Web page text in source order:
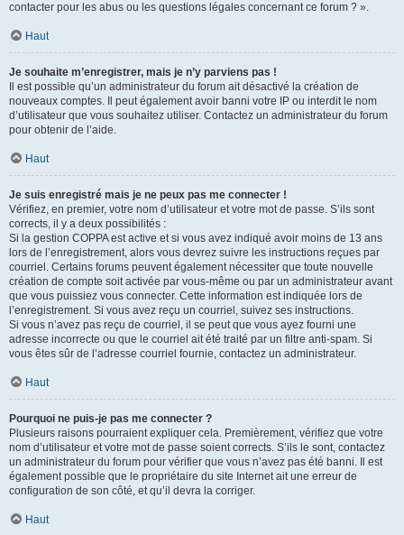
contacter pour les abus ou les questions légales concernant ce forum ? ».
Haut
Je souhaite m’enregistrer, mais je n’y parviens pas !
Il est possible qu’un administrateur du forum ait désactivé la création de
nouveaux comptes. Il peut également avoir banni votre IP ou interdit le nom
d’utilisateur que vous souhaitez utiliser. Contactez un administrateur du forum
pour obtenir de l’aide.
Haut
Je suis enregistré mais je ne peux pas me connecter !
Vérifiez, en premier, votre nom d’utilisateur et votre mot de passe. S’ils sont
corrects, il y a deux possibilités :
Si la gestion COPPA est active et si vous avez indiqué avoir moins de 13 ans
lors de l’enregistrement, alors vous devrez suivre les instructions reçues par
courriel. Certains forums peuvent également nécessiter que toute nouvelle
création de compte soit activée par vous-même ou par un administrateur avant
que vous puissiez vous connecter. Cette information est indiquée lors de
l’enregistrement. Si vous avez reçu un courriel, suivez ses instructions.
Si vous n’avez pas reçu de courriel, il se peut que vous ayez fourni une
adresse incorrecte ou que le courriel ait été traité par un filtre anti-spam. Si
vous êtes sûr de l’adresse courriel fournie, contactez un administrateur.
Haut
Pourquoi ne puis-je pas me connecter ?
Plusieurs raisons pourraient expliquer cela. Premièrement, vérifiez que votre
nom d’utilisateur et votre mot de passe soient corrects. S’ils le sont, contactez
un administrateur du forum pour vérifier que vous n’avez pas été banni. Il est
également possible que le propriétaire du site Internet ait une erreur de
configuration de son côté, et qu’il devra la corriger.
Haut